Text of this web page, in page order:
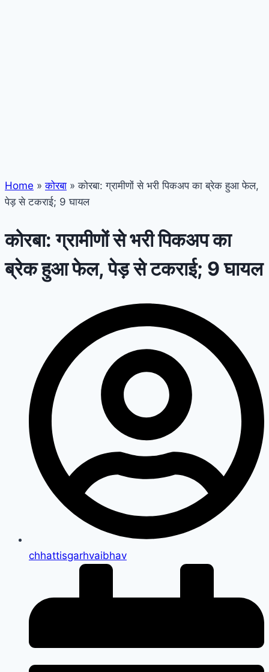
Home » कोरबा » कोरबा: ग्रामीणों से भरी पिकअप का ब्रेक हुआ फेल,
पेड़ से टकराई; 9 घायल
कोरबा: ग्रामीणों से भरी पिकअप का
ब्रेक हुआ फेल, पेड़ से टकराई; 9 घायल
chhattisgarhvaibhav